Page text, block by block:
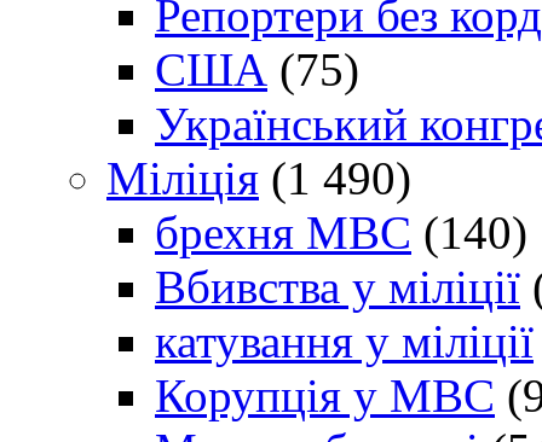
Репортери без
США (75)
Український
Міліція (1 490)
брехня МВС (140)
Вбивства у міліції
катування у міліції
Корупція у МВС